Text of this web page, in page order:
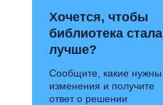
Хочется, чтобы
библиотека стала
лучше?
Сообщите, какие нужны
изменения и получите
ответ о решении